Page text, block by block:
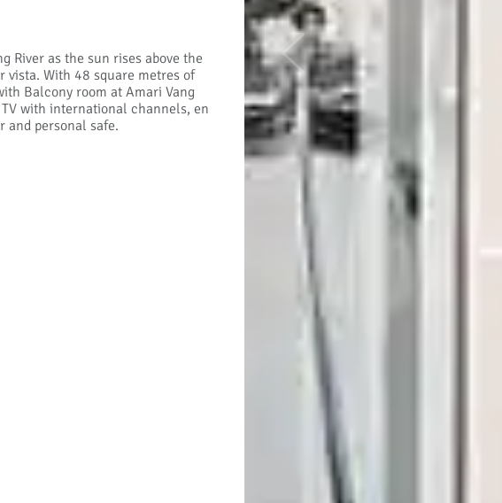
River as the sun rises above the
vista. With 48 square metres of
Balcony room at Amari Vang
with international channels, en
and personal safe.
Previous